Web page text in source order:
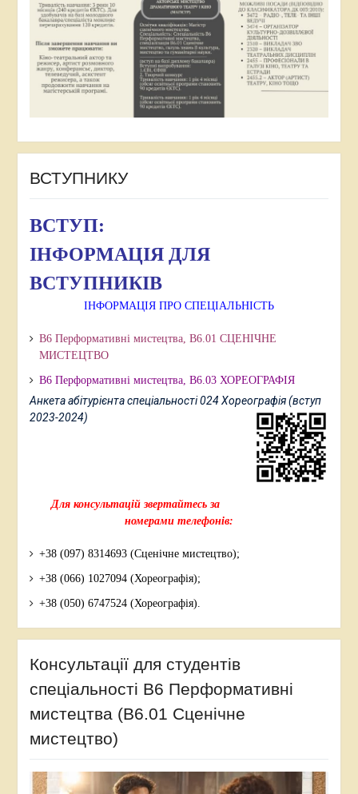
ВСТУПНИКУ
ВСТУП:
ІНФОРМАЦІЯ ДЛЯ
ВСТУПНИКІВ
ІНФОРМАЦІЯ ПРО СПЕЦІАЛЬНІСТЬ
В6 Перформативні мистецтва, В6.01 СЦЕНІЧНЕ
МИСТЕЦТВО
В6 Перформативні мистецтва, В6.03 ХОРЕОГРАФІЯ
Анкета абітурієнта спеціальності 024 Хореографія (вступ
2023-2024)
Для консультацій звертайтесь за
номерами телефонів:
+38 (097) 8314693 (Сценічне мистецтво);
+38 (066) 1027094 (Хореографія);
+38 (050) 6747524 (Хореографія).
Консультації для студентів
спеціальності В6 Перформативні
мистецтва (В6.01 Сценічне
мистецтво)